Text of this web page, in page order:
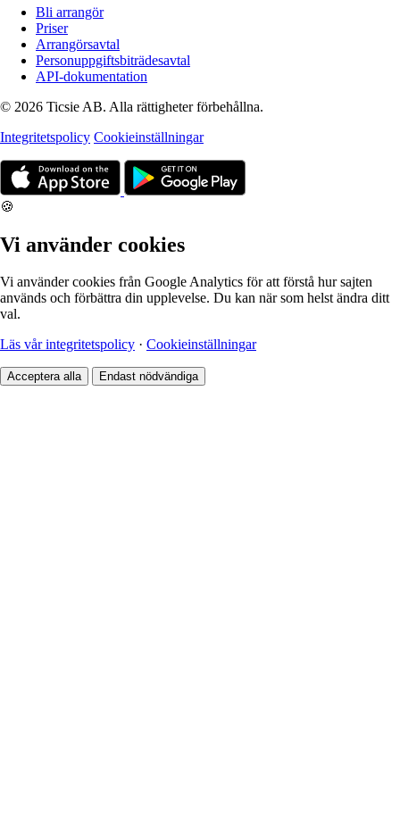
Bli arrangör
Priser
Arrangörsavtal
Personuppgiftsbiträdesavtal
API-dokumentation
© 2026 Ticsie AB. Alla rättigheter förbehållna.
Integritetspolicy Cookieinställningar
🍪
Vi använder cookies
Vi använder cookies från Google Analytics för att förstå hur sajten
används och förbättra din upplevelse. Du kan när som helst ändra ditt
val.
Läs vår integritetspolicy · Cookieinställningar
Acceptera alla Endast nödvändiga